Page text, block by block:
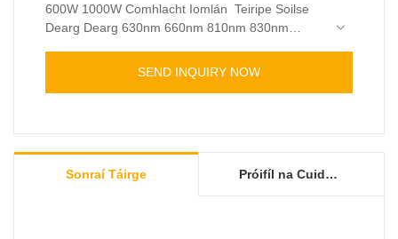
600W 1000W Comhlacht Iomlán Teiripe Soilse
Dearg Dearg 630nm 660nm 810nm 830nm
haghaidh Sláinte Craiceann Faoisimh Péine .
SEND INQUIRY NOW
Sonraí Táirge Próifíl na Cuideachta